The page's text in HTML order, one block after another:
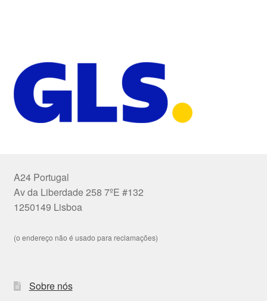
A24 Portugal
Av da Liberdade 258 7ºE #132
1250149 Lisboa
(o endereço não é usado para reclamações)
Sobre nós